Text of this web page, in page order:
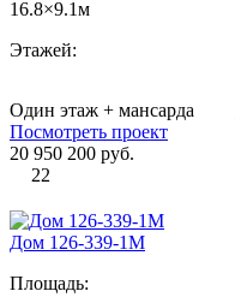
16.8×9.1м
Этажей:
Один этаж + мансарда
Посмотреть проект
20 950 200 руб.
22
Дом 126-339-1М
Площадь: